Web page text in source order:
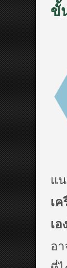
ขั้
แ
เ
เ
อ